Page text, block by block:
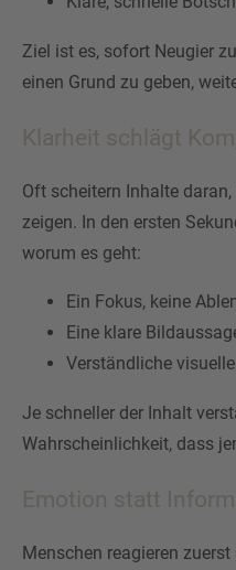
Ziel ist es, sofort Neugier
einen Grund zu geben,
Klarheit schlägt
Oft scheitern Inhalte
zeigen. In den ersten
worum es geht:
Ein Fokus, keine
Eine klare
Verständliche
Je schneller der Inhalt
Wahrscheinlichkeit, dass
Emotion statt
Menschen reagieren